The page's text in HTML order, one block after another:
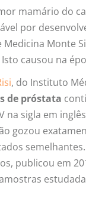
mamário do
por
Monte
Isto causou na
, do Instituto
de próstata
na sigla em
gozou
semelhantes.
publicou em